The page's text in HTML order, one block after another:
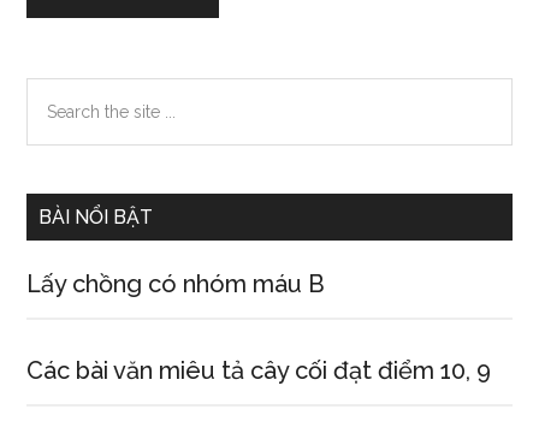
Primary
Sidebar
the
BÀI NỔI BẬT
Lấy chồng có nhóm máu B
Các bài văn miêu tả cây cối đạt điểm 10, 9